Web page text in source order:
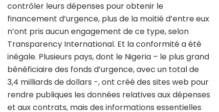
contrôler leurs dépenses pour obtenir le
financement d’urgence, plus de la moitié d’entre eux
n’ont pris aucun engagement de ce type, selon
Transparency International. Et la conformité a été
inégale. Plusieurs pays, dont le Nigeria – le plus grand
bénéficiaire des fonds d’urgence, avec un total de
3,4 milliards de dollars -, ont créé des sites web pour
rendre publiques les données relatives aux dépenses
et aux contrats, mais des informations essentielles